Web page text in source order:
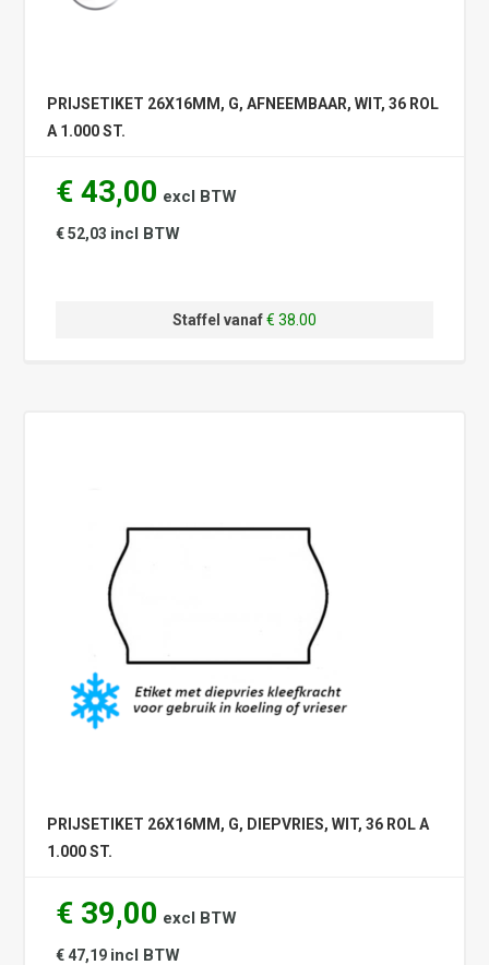
PRIJSETIKET 26X16MM, G, AFNEEMBAAR, WIT, 36 ROL
A 1.000 ST.
€ 43,00 excl BTW
€ 52,03 incl BTW
Staffel vanaf€ 38.00
PRIJSETIKET 26X16MM, G, DIEPVRIES, WIT, 36 ROL A
1.000 ST.
€ 39,00 excl BTW
€ 47,19 incl BTW